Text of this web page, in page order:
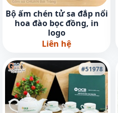
Bộ ấm chén tử sa đắp nổi
hoa đào bọc đồng, in
logo
Liên hệ
#51978